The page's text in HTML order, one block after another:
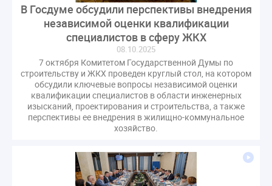
пени по жку
перерасчет платы
тарифы
теплоснабжение
штраф
ВОК
Всероссийское совещание
ГД
Госсовет
Жилищная инспекция
Закон Хинштейна
Зарубежный опыт
Исследования
Казань
Минфин НДС
Общественная палата
Проект
Рабочая группа
Регулирование Персональные данные ЕГРН
Совет Федерации
Сотрудничество
вебинар
выставка ЖКХ
законопроект
В Госдуме обсудили перспективы внедрения
независимой оценки квалификации
специалистов в сферу ЖКХ
08.10.2025
7 октября Комитетом Государственной Думы по
строительству и ЖКХ проведен круглый стол, на котором
обсудили ключевые вопросы независимой оценки
квалификации специалистов в области инженерных
изысканий, проектирования и строительства, а также
перспективы ее внедрения в жилищно-коммунальное
хозяйство.